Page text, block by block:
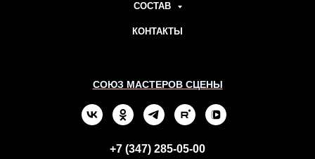
СОСТАВ
КОНТАКТЫ
СОЮЗ МАСТЕРОВ СЦЕНЫ
+7 (347) 285-05-00